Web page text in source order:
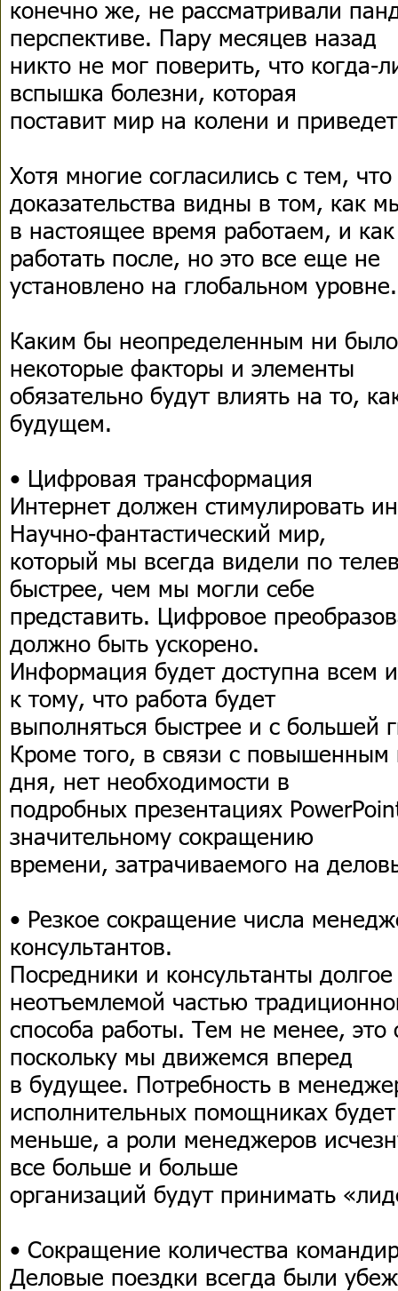
конечно же, не рассматривали
перспективе. Пару месяцев назад
никто не мог поверить, что когда-
вспышка болезни, которая
поставит мир на колени и
Хотя многие согласились с тем,
доказательства видны в том, как
в настоящее время работаем, и
работать после, но это все еще не
установлено на глобальном уровне.
Каким бы неопределенным ни
некоторые факторы и элементы
обязательно будут влиять на то,
будущем.
• Цифровая трансформация
Интернет должен стимулировать
Научно-фантастический мир,
который мы всегда видели по
быстрее, чем мы могли себе
представить. Цифровое
должно быть ускорено.
Информация будет доступна всем
к тому, что работа будет
выполняться быстрее и с большей
Кроме того, в связи с повышенным
дня, нет необходимости в
подробных презентациях
значительному сокращению
времени, затрачиваемого на
• Резкое сокращение числа
консультантов.
Посредники и консультанты
неотъемлемой частью
способа работы. Тем не менее, это
поскольку мы движемся вперед
в будущее. Потребность в
исполнительных помощниках будет
меньше, а роли менеджеров
все больше и больше
организаций будут принимать
• Сокращение количества
Деловые поездки всегда были